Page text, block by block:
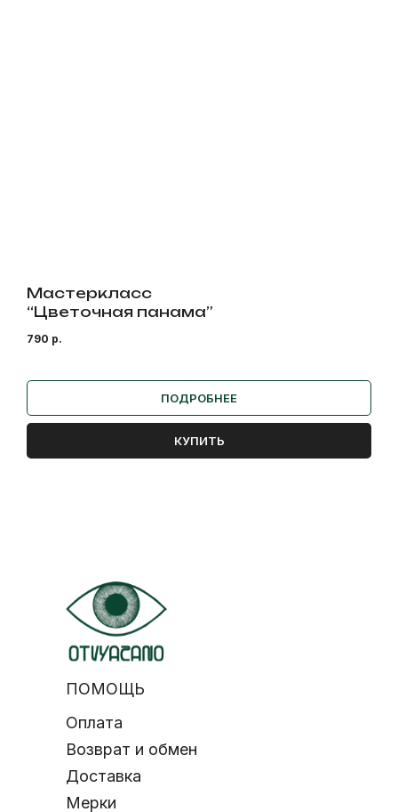
Мастеркласс
“Цветочная панама”
790 р.
ПОДРОБНЕЕ
КУПИТЬ
ПОМОЩЬ
Оплата
Возврат и обмен
Мерки
Доставка